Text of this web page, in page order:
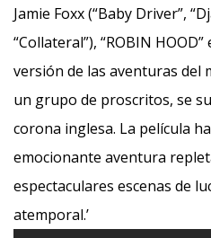
Jamie Foxx (“Baby Driver”,
“Collateral”), “ROBIN
versión de las aventuras del
un grupo de proscritos, se
corona inglesa. La película
emocionante aventura
espectaculares escenas de
atemporal.’